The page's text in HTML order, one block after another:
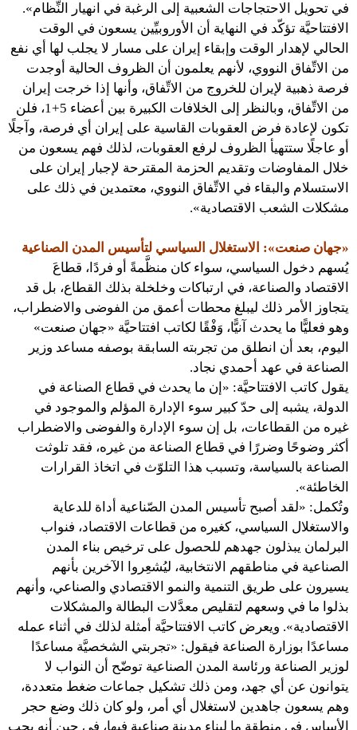
في تحويل الاحتجاجات الشعبية إلى الرغبة في انهيار النِّظام».
الافتتاحيَّة تؤكّد في النهاية أن الأوروبيِّين يسعون في الوقت
الحالي لإهدار الوقت وإبقاء إيران على مسار لا يجلب لها أي نفع
من الاتِّفاق النووي، لأنهم يعلمون أن الظروف الحالية أوجدت
فرصة ذهبية لإيران للخروج من الاتِّفاق، وأنها إذا خرجت إيران
من الاتِّفاق، وبالنظر إلى الخلافات الكبيرة بين أعضاء 5+1، فلن
تكون لإعادة فرض العقوبات القاسية على إيران أي فرصة، وآجلًا
أو عاجلًا ستتهيأ الظروف لرفع العقوبات، لذلك فهم يسعون من
خلال المفاوضات وتقديم الحزمة المقترحة لإجبار إيران على
الاستسلام والبقاء في الاتِّفاق النووي، معتمدين في ذلك على
مشكلات الشعب الاقتصادية».
«جهان صنعت»: الاستغلال السياسي لتأسيس المدن الصناعية
يُسهم دخول السياسي، سواء كان منظَّمةً أو فردًا، قطاعَ
الاقتصاد والصناعة، في ارتباكات وخلخلة بذلك القطاع، بل قد
يتجاوز الأمر ذلك ليبلغ محطات أعمق من الفوضى والاضطراب،
وهو فعليًّا ما يحدث آنيًّا، وَفْقًا لكاتب افتتاحيَّة «جهان صنعت»
اليوم، بعد أن انطلق من تجربته السابقة بوصفه مساعد وزير
الصناعة في عهد أحمدي نجاد.
يقول كاتب الافتتاحيَّة: «إن ما يحدث في قطاع الصناعة في
الدولة، يشبه إلى حدّ كبير سوء الإدارة المؤلم والموجود في
غيره من القطاعات، بل إن سوء الإدارة والفوضى والاضطراب
أكثر وضوحًا وضررًا في قطاع الصناعة من غيره، فقد تلوثت
الصناعة بالسياسة، وتسبب هذا التلوّث في اتخاذ القرارات
الخاطئة».
وتُكمل: «لقد أصبح تأسيس المدن الصّناعية أداة للدعاية
والاستغلال السياسي، كغيره من قطاعات الاقتصاد، فنواب
البرلمان يبذلون جهدهم للحصول على ترخيص بناء المدن
الصناعية في مناطقهم الانتخابية، ليُشعِروا الآخرين بأنهم
يسيرون على طريق التنمية والنمو الاقتصادي والصناعي، وأنهم
بذلوا ما في وسعهم لتقليص معدَّلات البطالة والمشكلات
الاقتصادية». ويعرض كاتب الافتتاحيَّة أمثلة لذلك في أثناء عمله
مساعدًا بوزارة الصناعة فيقول: «تجربتي الشخصيَّة مساعدًا
لوزير الصناعة ورئاسة المدن الصناعية توضّح أن النواب لا
يتوانون عن أي جهد، ومن ذلك تشكيل جماعات ضغط متعددة،
وهم يسعون جاهدين لاستغلال أي أمر، ولو كان ذلك وضع حجر
الأساس في منطقة ما لبناء مدينة صناعية فيها، في حين أنه يجب